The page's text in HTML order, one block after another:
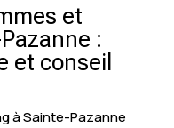
et
:
et conseil
à Sainte-Pazanne